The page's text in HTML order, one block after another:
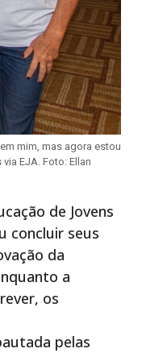
mim, mas agora estou
EJA. Foto: Ellan
de Jovens
concluir seus
da
a
os
pelas